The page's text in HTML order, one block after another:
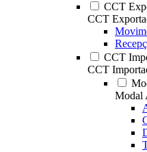
CCT
CCT
CCT
CCT
Modal